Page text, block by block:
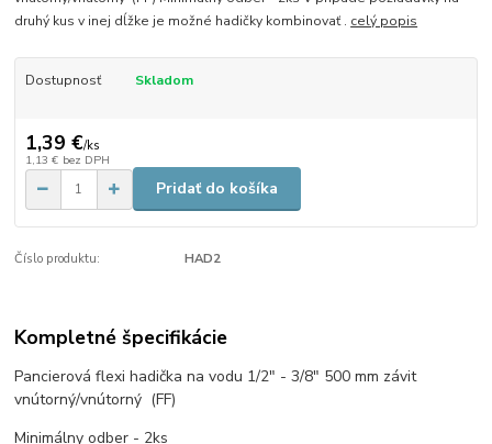
druhý kus v inej dĺžke je možné hadičky kombinovať . celý popis
Dostupnosť Skladom
1,39 €/ks
1,13 € bez DPH
Pridať do košíka
Číslo produktu: HAD2
Kompletné špecifikácie
Pancierová flexi hadička na vodu 1/2″ - 3/8″ 500 mm závit
vnútorný/vnútorný (FF)
Minimálny odber - 2ks